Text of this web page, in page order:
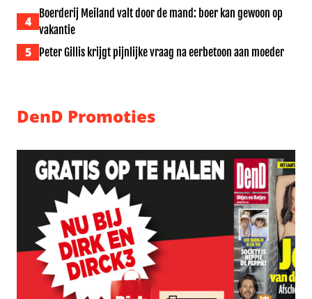
4
Boerderij Meiland valt door de mand: boer kan gewoon op
vakantie
5 Peter Gillis krijgt pijnlijke vraag na eerbetoon aan moeder
DenD Promoties